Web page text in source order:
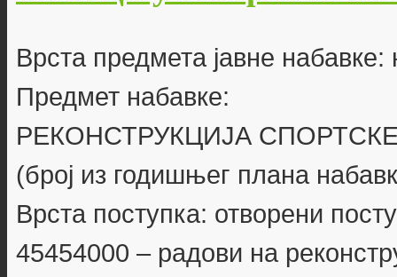
Врста предмета јавне
Предмет набавке:
РЕКОНСТРУКЦИЈА
(број из годишњег плана
Врста поступка: отворени
45454000 – радови на